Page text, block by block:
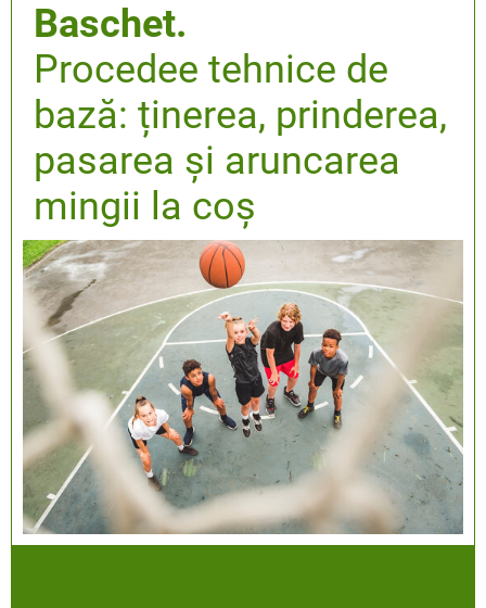
Baschet.
Procedee tehnice de
bază: ținerea, prinderea,
pasarea și aruncarea
mingii la coș